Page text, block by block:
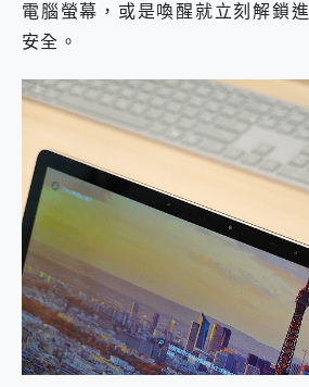
電腦螢幕，或是喚醒就立刻解鎖
安全。